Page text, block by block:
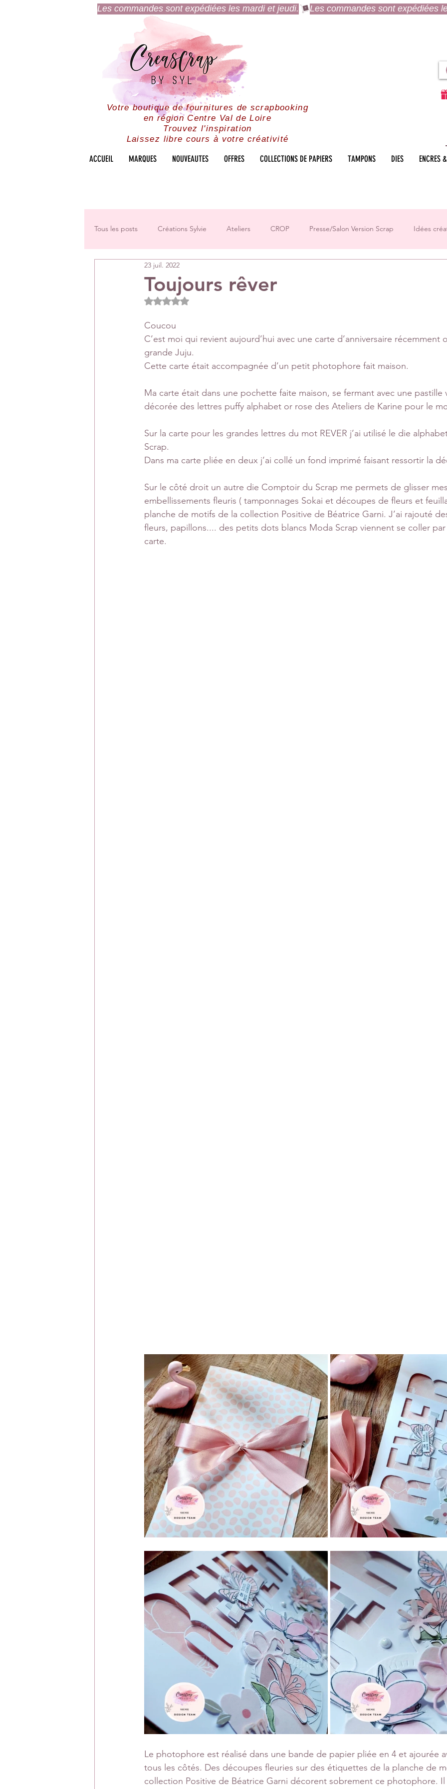
Les commandes sont expédiées les mardi et jeudi.
Votre boutique de fournitures de scrapbooking
en région Centre Val de Loire
Trouvez l'inspiration
Laissez libre cours à votre créativité
ACCUEIL MARQUES NOUVEAUTES OFFRES COLLECTIONS DE PAPIERS TAMPONS DIES ENCRES
Tous les posts Créations Sylvie Ateliers CROP Presse/Salon Version Scrap Idées
Challenges groupe
Créations Les Papiers de Pandore
DT Céline
Rétrospectives de l’année écoulée Invitées surprise
Toujours rêver
23 juil. 2022
Noté NaN étoiles sur 5.
Coucou
C’est moi qui revient aujourd’hui avec une carte d’anniversaire récemment
grande Juju.
Cette carte était accompagnée d’un petit photophore fait maison.
Ma carte était dans une pochette faite maison, se fermant avec une pastille
décorée des lettres puffy alphabet or rose des Ateliers de Karine pour le
Sur la carte pour les grandes lettres du mot REVER j’ai utilisé le die
Scrap.
Dans ma carte pliée en deux j’ai collé un fond imprimé faisant ressortir la
Sur le côté droit un autre die Comptoir du Scrap me permets de glisser mes
embellissements fleuris ( tamponnages Sokai et découpes de fleurs et
planche de motifs de la collection Positive de Béatrice Garni. J’ai rajouté
fleurs, papillons.... des petits dots blancs Moda Scrap viennent se coller
carte.
Le photophore est réalisé dans une bande de papier pliée en 4 et ajourée
tous les côtés. Des découpes fleuries sur des étiquettes de la planche de
collection Positive de Béatrice Garni décorent sobrement ce photophore. Il